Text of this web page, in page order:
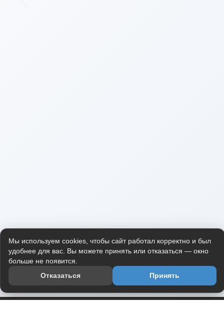
Мы используем cookies, чтобы сайт работал корректно и был
удобнее для вас. Вы можете принять или отказаться — окно
больше не появится.
Отказаться
Принять